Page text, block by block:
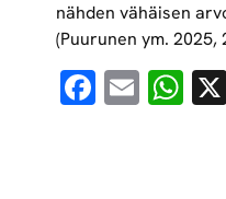
nähden vähäisen
(Puurunen ym. 2025,
Email